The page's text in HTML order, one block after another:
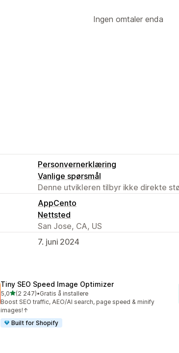
Ingen omtaler enda
Personvernerklæring
Vanlige spørsmål
Denne utvikleren tilbyr ikke direkte
AppCento
Nettsted
San Jose, CA, US
7. juni 2024
Tiny SEO Speed Image Optimizer
5,0av 5 stjerner
(2 247)
Totalt 2247 omtaler
•Gratis å installere
Boost SEO traffic, AEO/AI search, page speed & minify
images!↑
Built for Shopify